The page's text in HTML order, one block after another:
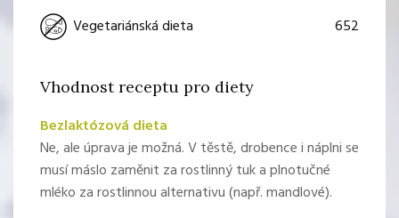
Vegetariánská dieta
652
Vhodnost receptu pro diety
Bezlaktózová dieta
Ne, ale úprava je možná. V těstě, drobence i náplni se
musí máslo zaměnit za rostlinný tuk a plnotučné
mléko za rostlinnou alternativu (např. mandlové).